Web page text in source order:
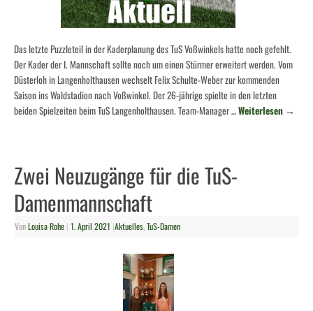
Das letzte Puzzleteil in der Kaderplanung des TuS Voßwinkels hatte noch gefehlt.
Der Kader der I. Mannschaft sollte noch um einen Stürmer erweitert werden. Vom
Düsterloh in Langenholthausen wechselt Felix Schulte-Weber zur kommenden
Saison ins Waldstadion nach Voßwinkel. Der 26-jährige spielte in den letzten
beiden Spielzeiten beim TuS Langenholthausen. Team-Manager …Weiterlesen →
Zwei Neuzugänge für die TuS-
Damenmannschaft
VonLouisa Rohe | 1. April 2021 |Aktuelles,TuS-Damen